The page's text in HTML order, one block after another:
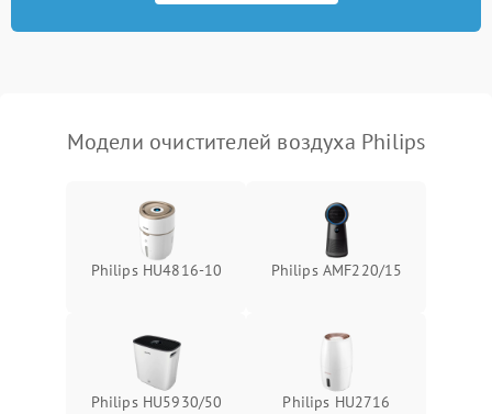
Неисправность системы
Поломка системы защиты
от перенапряжения
Подробнее →
Не работает авто-режим 1200 ₽ Подробнее →
Модели очистителей воздуха Philips
Philips HU4816-10 Philips AMF220/15
Philips HU5930/50 Philips HU2716